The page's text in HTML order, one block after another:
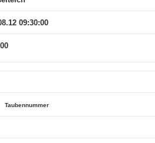
09:30:00
Taubennummer